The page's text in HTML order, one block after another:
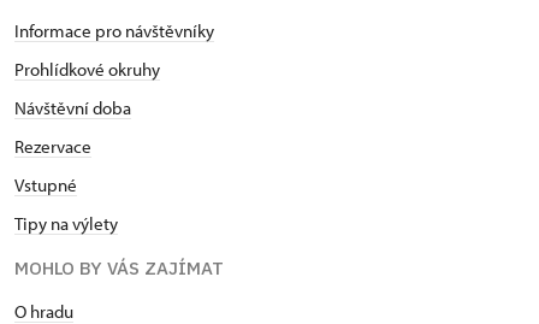
Informace pro návštěvníky
Prohlídkové okruhy
Návštěvní doba
Rezervace
Vstupné
Tipy na výlety
MOHLO BY VÁS ZAJÍMAT
O hradu